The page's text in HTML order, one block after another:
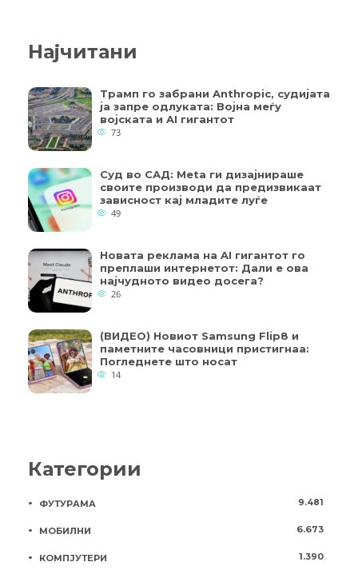
Најчитани
Трамп го забрани Anthropic, судијата
ја запре одлуката: Војна меѓу
војската и AI гигантот
73
Суд во САД: Meta ги дизајнираше
своите производи да предизвикаат
зависност кај младите луѓе
49
Новата реклама на AI гигантот го
преплаши интернетот: Дали е ова
најчудното видео досега?
26
(ВИДЕО) Новиот Samsung Flip8 и
паметните часовници пристигнаа:
Погледнете што носат
14
Категории
ФУТУРАМА 9.481
МОБИЛНИ 6.673
КОМПЈУТЕРИ 1.390